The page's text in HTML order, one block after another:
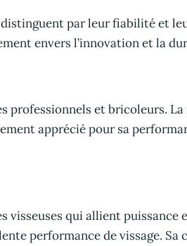
par leur fiabilité et
envers l’innovation et la
professionnels et bricoleurs.
apprécié pour sa
visseuses qui allient puissance
performance de vissage.